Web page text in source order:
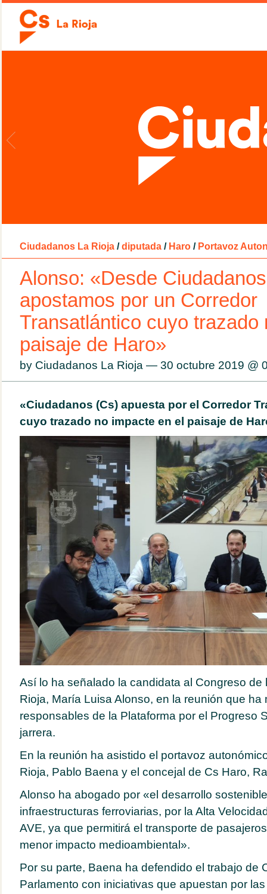
Ciudadanos La Rioja / diputada / Haro / Portavoz
Alonso: «Desde
apostamos por un Corredor
Transatlántico cuyo trazado
paisaje de Haro»
by Ciudadanos La Rioja — 30 octubre 2019 @
«Ciudadanos (Cs) apuesta por el Corredor
cuyo trazado no impacte en el paisaje de
Así lo ha señalado la candidata al Congreso de
Rioja, María Luisa Alonso, en la reunión que ha
responsables de la Plataforma por el Progreso
jarrera.
En la reunión ha asistido el portavoz
Rioja, Pablo Baena y el concejal de Cs Haro,
Alonso ha abogado por «el desarrollo
infraestructuras ferroviarias, por la Alta
AVE, ya que permitirá el transporte de
menor impacto medioambiental».
Por su parte, Baena ha defendido el trabajo de
Parlamento con iniciativas que apuestan por